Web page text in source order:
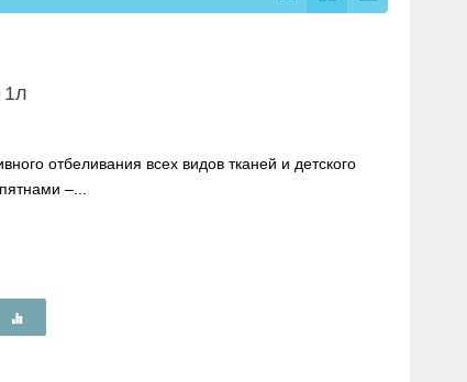
1л
отбеливания всех видов тканей и детского
–...